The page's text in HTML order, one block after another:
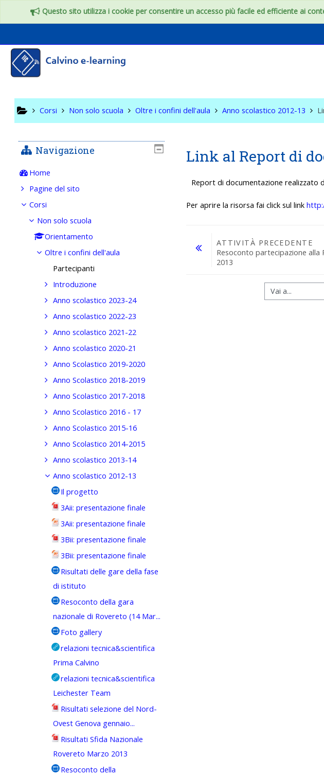
Questo sito utilizza i cookie per consentire un accesso più facile ed efficiente ai
Corsi Non solo scuola Oltre i confini dell'aula Anno scolastico 2012-13
Link al Report di
Report di documentazione realizzato
Per aprire la risorsa fai click sul link
ATTIVITÀ PRECEDENTE
Resoconto partecipazione alla
2013
Navigazione
Home
Pagine del sito
Corsi
Non solo scuola
Orientamento
Oltre i confini dell'aula
Partecipanti
Introduzione
Anno scolastico 2023-24
Anno scolastico 2022-23
Anno scolastico 2021-22
Anno scolastico 2020-21
Anno Scolastico 2019-2020
Anno Scolastico 2018-2019
Anno Scolastico 2017-2018
Anno Scolastico 2016 - 17
Anno Scolastico 2015-16
Anno Scolastico 2014-2015
Anno scolastico 2013-14
Anno scolastico 2012-13
Il progetto
3Aii: presentazione finale
3Aii: presentazione finale
3Bii: presentazione finale
3Bii: presentazione finale
Risultati delle gare della fase
di istituto
Resoconto della gara
nazionale di Rovereto (14 Mar...
Foto gallery
relazioni tecnica&scientifica
Prima Calvino
relazioni tecnica&scientifica
Leichester Team
Risultati selezione del Nord-
Ovest Genova gennaio...
Risultati Sfida Nazionale
Rovereto Marzo 2013
Resoconto della